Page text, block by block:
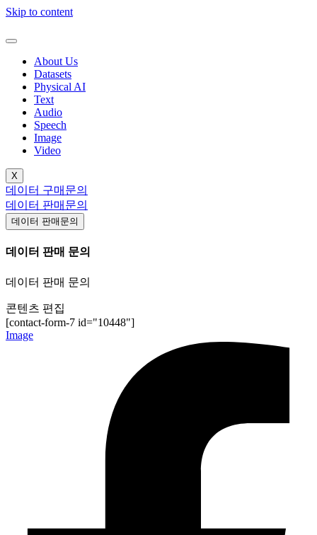
Skip to content
About Us
Datasets
Physical AI
Text
Audio
Speech
Image
Video
X
데이터 구매문의
데이터 판매문의
데이터 판매문의
데이터 판매 문의
데이터 판매 문의
콘텐츠 편집
[contact-form-7 id="10448"]
Image